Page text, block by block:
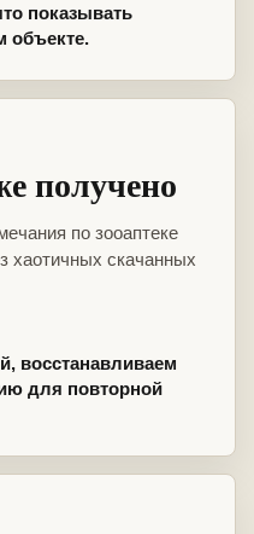
показывать
объекте.
получено
по зооаптеке
хаотичных скачанных
восстанавливаем
для повторной